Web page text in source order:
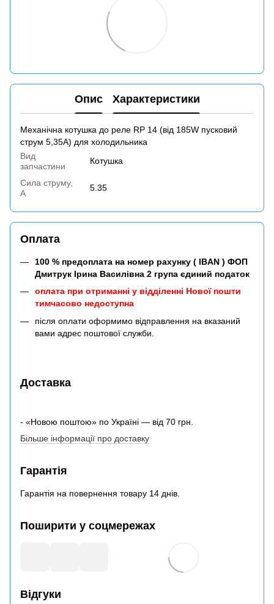
Опис Характеристики
Механічна котушка до реле RP 14 (від 185W пусковий
струм 5,35A) для холодильника
Вид
запчастини
Котушка
Сила струму,
A
5.35
Оплата
100 % предоплата на номер рахунку ( IBAN ) ФОП
Дмитрук Ірина Василівна 2 група єдиний податок
оплата при отриманні у відділенні Нової пошти
тимчасово недоступна
після оплати оформимо відправлення на вказаний
вами адрес поштової служби.
Доставка
- «Новою поштою» по Україні — від 70 грн.
Більше інформації про доставку
Гарантія
Гарантія на повернення товару 14 днів.
Поширити у соцмережах
Відгуки